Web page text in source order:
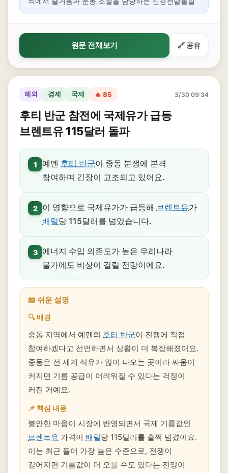
원문 전체보기 🔗 공유
해외 경제 국제 🔥 85 3/30 09:34
후티 반군 참전에 국제유가 급등
브렌트유 115달러 돌파
1 예멘 후티 반군이 중동 분쟁에 본격
참여하며 긴장이 고조되고 있어요.
2 이 영향으로 국제유가가 급등해 브렌트유가
배럴당 115달러를 넘었습니다.
3
에너지 수입 의존도가 높은 우리나라
물가에도 비상이 걸릴 전망이에요.
📖 쉬운 설명
🔍 배경
중동 지역에서 예멘의 후티 반군이 전쟁에 직접
참여하겠다고 선언하면서 상황이 더 복잡해졌어요.
중동은 전 세계 석유가 많이 나오는 곳이라 싸움이
커지면 기름 공급이 어려워질 수 있다는 걱정이
커진 거예요.
📌 핵심 내용
불안한 마음이 시장에 반영되면서 국제 기름값인
브렌트유 가격이 배럴당 115달러를 훌쩍 넘겼어요.
이는 최근 들어 가장 높은 수준으로, 전쟁이
길어지면 기름값이 더 오를 수도 있다는 전망이